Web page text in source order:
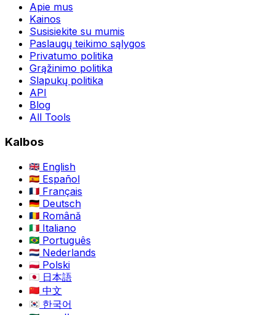
Apie mus
Kainos
Susisiekite su mumis
Paslaugų teikimo sąlygos
Privatumo politika
Grąžinimo politika
Slapukų politika
API
Blog
All Tools
Kalbos
English
Español
Français
Deutsch
Română
Italiano
Português
Nederlands
Polski
日本語
中文
한국어